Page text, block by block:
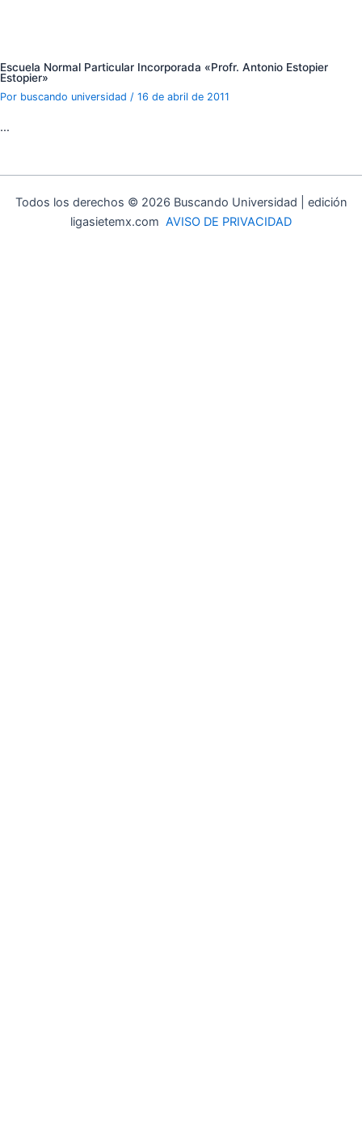
Escuela Normal Particular Incorporada «Profr. Antonio Estopier
Estopier»
Por buscando universidad / 16 de abril de 2011
…
Todos los derechos © 2026 Buscando Universidad | edición
ligasietemx.com AVISO DE PRIVACIDAD